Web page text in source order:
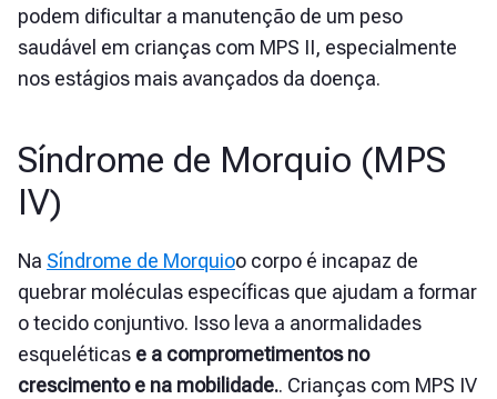
podem dificultar a manutenção de um peso
saudável em crianças com MPS II, especialmente
nos estágios mais avançados da doença.
Síndrome de Morquio (MPS
IV)
Na Síndrome de Morquioo corpo é incapaz de
quebrar moléculas específicas que ajudam a formar
o tecido conjuntivo. Isso leva a anormalidades
esqueléticas e a comprometimentos no
crescimento e na mobilidade.. Crianças com MPS IV